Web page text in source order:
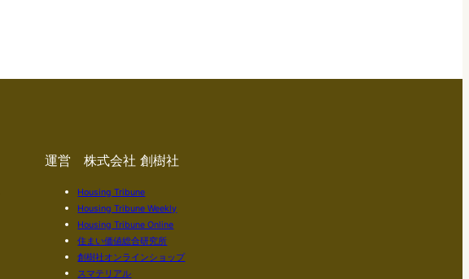
運営 株式会社 創樹社
Housing Tribune
Housing Tribune Weekly
Housing Tribune Online
住まい価値総合研究所
創樹社オンラインショップ
スマテリアル